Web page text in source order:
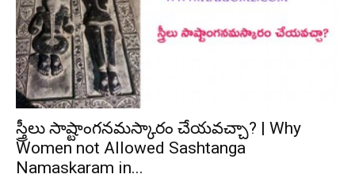
స్త్రీలు సాష్టాంగనమస్కారం చేయవచ్చా? | Why
Women not Allowed Sashtanga
Namaskaram in...